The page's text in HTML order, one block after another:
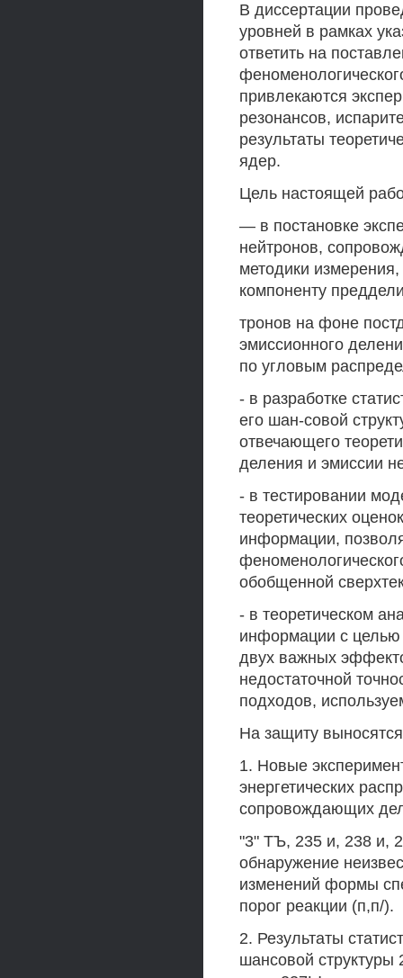
В диссертации
уровней в рамках
ответить на
привлекаются
резонансов,
результаты
ядер.
Цель настоящей
— в постановке
нейтронов,
методики
компоненту
тронов на фоне
эмиссионного
по угловым
- в разработке
его шан-совой
отвечающего
деления и эмиссии
- в тестировании
теоретических
информации,
обобщенной
- в теоретическом
информации с
двух важных
недостаточной
подходов,
На защиту
1. Новые
энергетических
сопровождающих
"3" ТЪ, 235 и, 238 и,
обнаружение
изменений формы
порог реакции (п,п/).
2. Результаты
шансовой структуры